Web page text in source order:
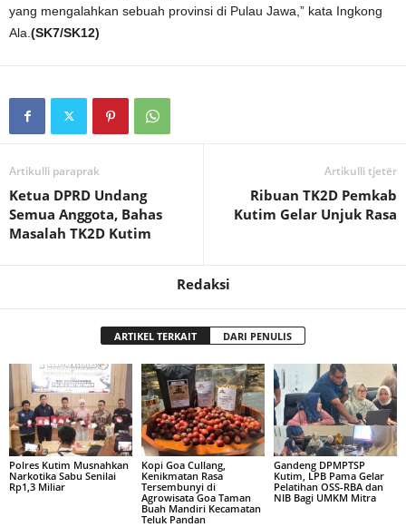
yang mengalahkan sebuah provinsi di Pulau Jawa,” kata Ingkong
Ala. (SK7/SK12)
Artikulli paraprak
Ketua DPRD Undang
Semua Anggota, Bahas
Masalah TK2D Kutim
Artikulli tjetër
Ribuan TK2D Pemkab
Kutim Gelar Unjuk Rasa
Redaksi
ARTIKEL TERKAIT DARI PENULIS
Polres Kutim Musnahkan
Narkotika Sabu Senilai
Rp1,3 Miliar
Kopi Goa Cullang,
Kenikmatan Rasa
Tersembunyi di
Agrowisata Goa Taman
Buah Mandiri Kecamatan
Teluk Pandan
Gandeng DPMPTSP
Kutim, LPB Pama Gelar
Pelatihan OSS-RBA dan
NIB Bagi UMKM Mitra